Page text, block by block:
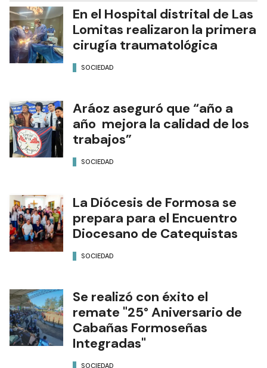
En el Hospital distrital de Las
Lomitas realizaron la primera
cirugía traumatológica
SOCIEDAD
Aráoz aseguró que “año a
año mejora la calidad de los
trabajos”
SOCIEDAD
La Diócesis de Formosa se
prepara para el Encuentro
Diocesano de Catequistas
SOCIEDAD
Se realizó con éxito el
remate "25° Aniversario de
Cabañas Formoseñas
Integradas"
SOCIEDAD